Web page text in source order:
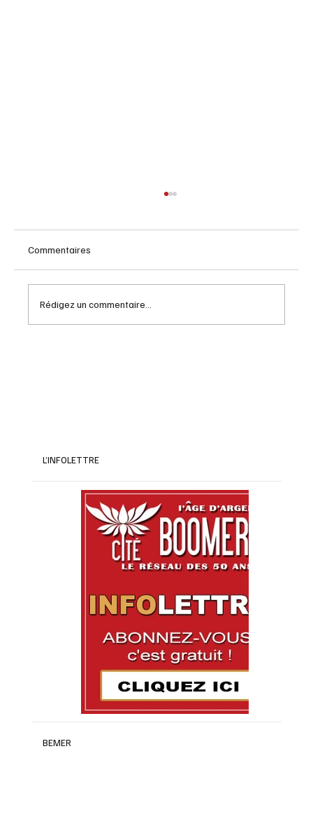
Commentaires
Rédigez un commentaire...
L’INFOLETTRE
BEMER